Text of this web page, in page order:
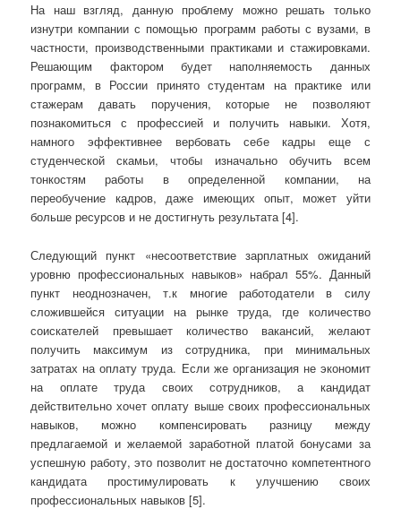
На наш взгляд, данную проблему можно решать только
изнутри компании с помощью программ работы с вузами, в
частности, производственными практиками и стажировками.
Решающим фактором будет наполняемость данных
программ, в России принято студентам на практике или
стажерам давать поручения, которые не позволяют
познакомиться с профессией и получить навыки. Хотя,
намного эффективнее вербовать себе кадры еще с
студенческой скамьи, чтобы изначально обучить всем
тонкостям работы в определенной компании, на
переобучение кадров, даже имеющих опыт, может уйти
больше ресурсов и не достигнуть результата [4].
Следующий пункт «несоответствие зарплатных ожиданий
уровню профессиональных навыков» набрал 55%. Данный
пункт неоднозначен, т.к многие работодатели в силу
сложившейся ситуации на рынке труда, где количество
соискателей превышает количество вакансий, желают
получить максимум из сотрудника, при минимальных
затратах на оплату труда. Если же организация не экономит
на оплате труда своих сотрудников, а кандидат
действительно хочет оплату выше своих профессиональных
навыков, можно компенсировать разницу между
предлагаемой и желаемой заработной платой бонусами за
успешную работу, это позволит не достаточно компетентного
кандидата простимулировать к улучшению своих
профессиональных навыков [5].